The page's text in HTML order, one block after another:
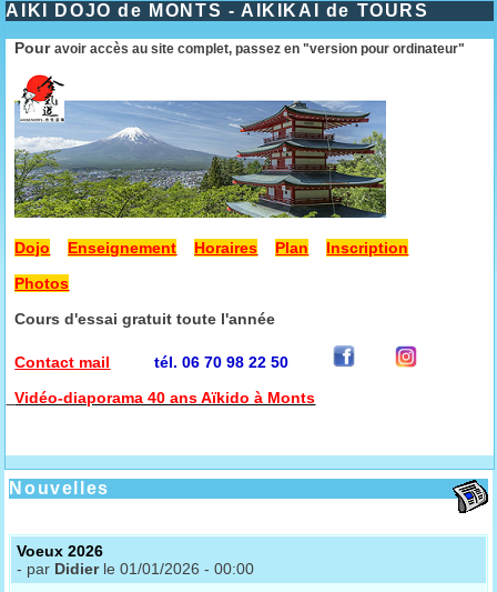
AIKI DOJO de MONTS - AIKIKAI de TOURS
Pouravoir accès au site complet, passez en "version pour ordinateur"
Dojo Enseignement Horaires Plan
Inscription
Photos
Cours d'essai gratuit toute l'année
Contact mail
tél. 06 70 98 22 50
Vidéo-diaporama 40 ans Aïkido à Monts
Nouvelles
Voeux 2026
- par Didierle 01/01/2026 - 00:00